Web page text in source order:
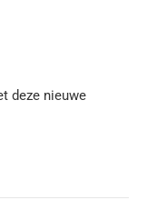
deze nieuwe